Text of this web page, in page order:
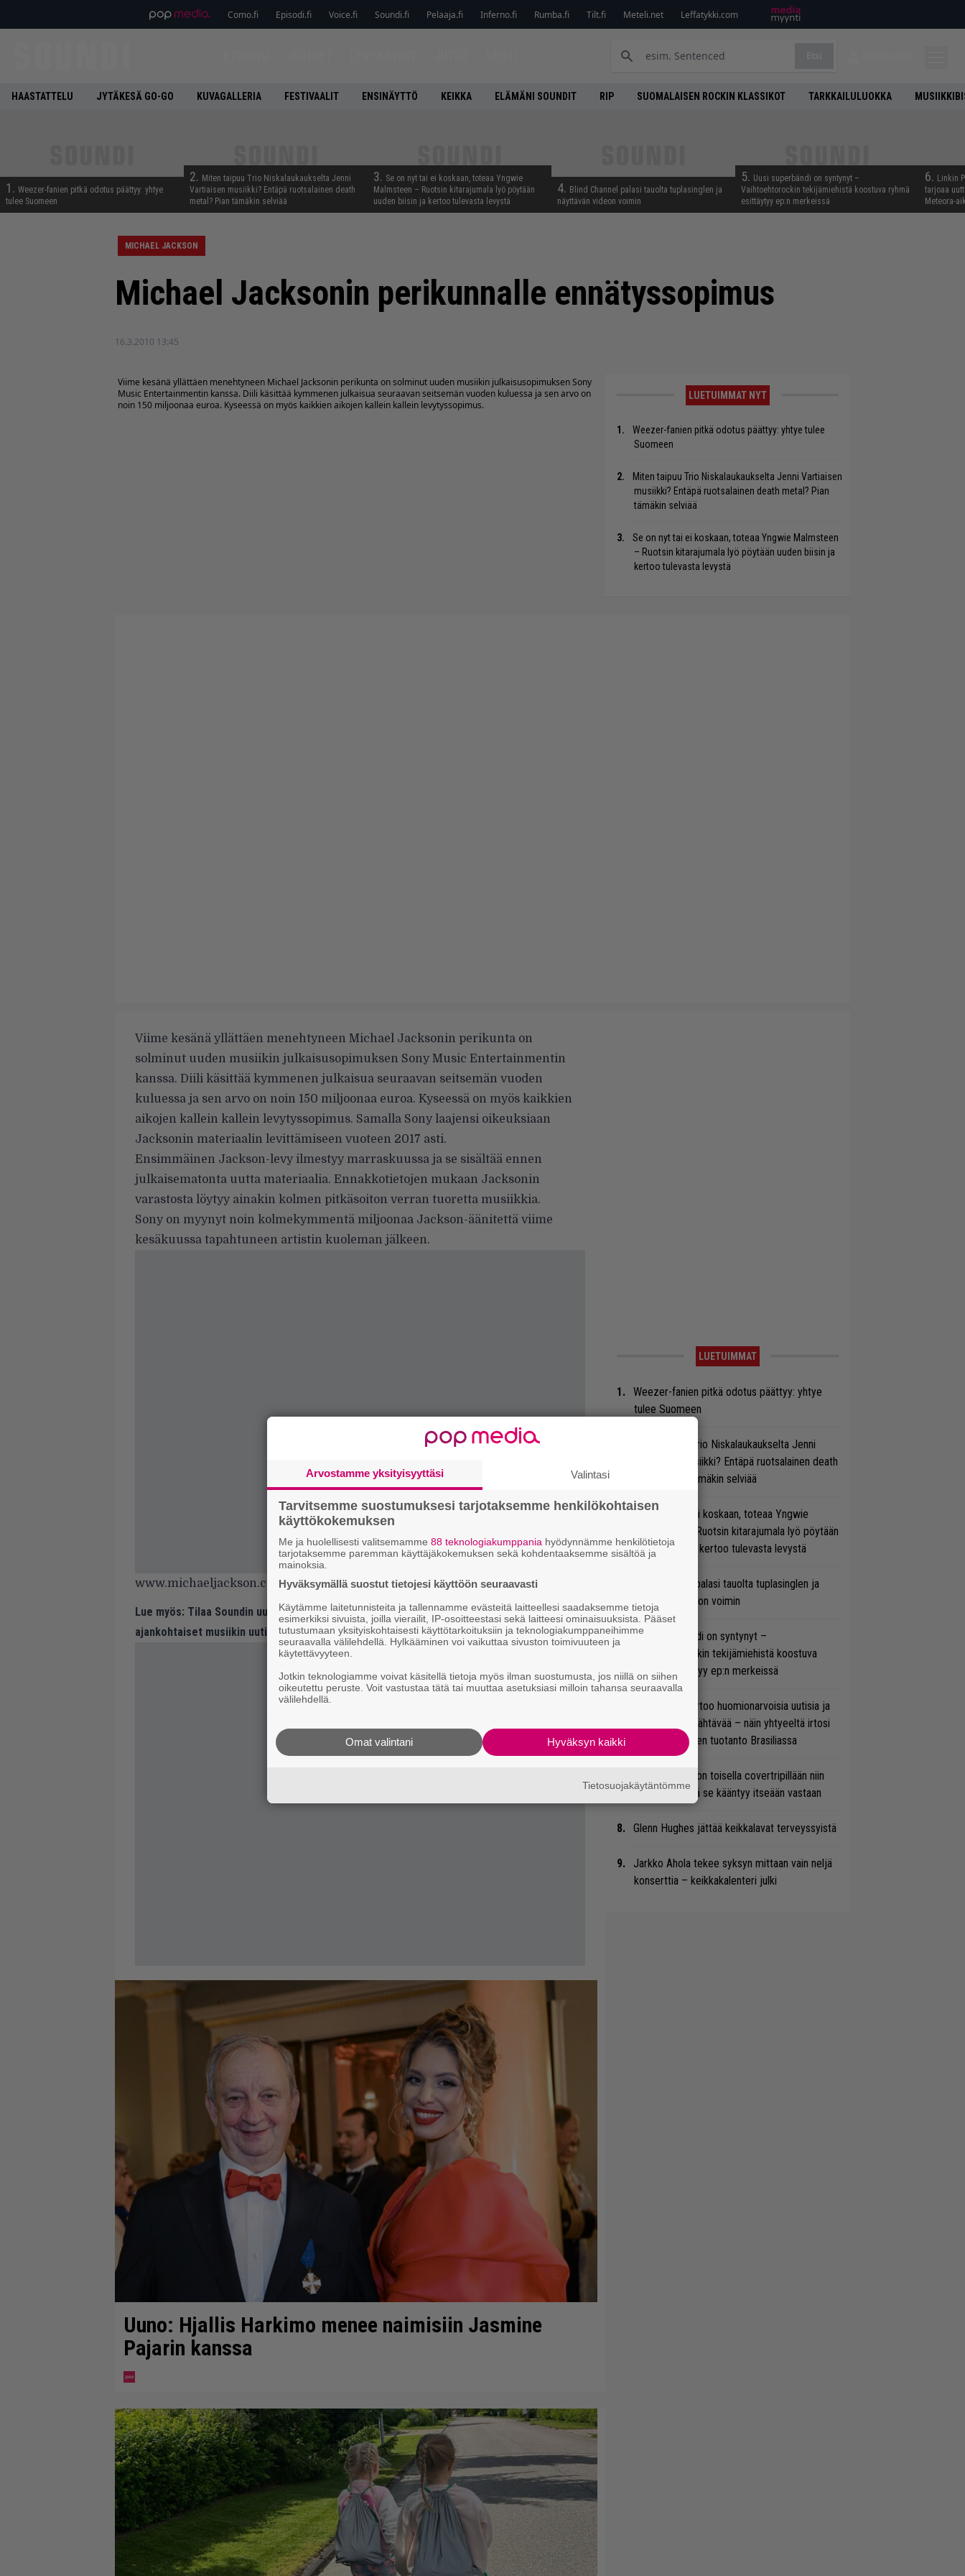
Como.fi Episodi.fi Voice.fi Soundi.fi Pelaaja.fi Inferno.fi Rumba.fi Tilt.fi Meteli.net Leffatykki.com
HAASTATTELU JYTÄKESÄ GO-GO KUVAGALLERIA FESTIVAALIT ENSINÄYTTÖ KEIKKA ELÄMÄNI SOUNDIT RIP SUOMALAISEN ROCKIN KLASSIKOT TARKKAILULUOKKA
1. Weezer-fanien pitkä odotus päättyy: yhtye
tulee Suomeen
2. Miten taipuu Trio Niskalaukaukselta Jenni
Vartiaisen musiikki? Entäpä ruotsalainen death
metal? Pian tämäkin selviää
3. Se on nyt tai ei koskaan, toteaa Yngwie
Malmsteen – Ruotsin kitarajumala lyö pöytään
uuden biisin ja kertoo tulevasta levystä
4. Blind Channel palasi tauolta tuplasinglen ja
näyttävän videon voimin
5. Uusi superbändi on syntynyt –
Vaihtoehtorockin tekijämiehistä koostuva ryhmä
esittäytyy ep:n merkeissä
6. Linkin
tarjoaa
Meteora-
MICHAEL JACKSON
Michael Jacksonin perikunnalle ennätyssopimus
16.3.2010 13:45
Viime kesänä yllättäen menehtyneen Michael Jacksonin perikunta on solminut uuden musiikin julkaisusopimuksen Sony
Music Entertainmentin kanssa. Diili käsittää kymmenen julkaisua seuraavan seitsemän vuoden kuluessa ja sen arvo on
noin 150 miljoonaa euroa. Kyseessä on myös kaikkien aikojen kallein kallein levytyssopimus.
LUETUIMMAT NYT
Weezer-fanien pitkä odotus päättyy: yhtye tulee
Suomeen
Miten taipuu Trio Niskalaukaukselta Jenni Vartiaisen
musiikki? Entäpä ruotsalainen death metal? Pian
tämäkin selviää
Se on nyt tai ei koskaan, toteaa Yngwie Malmsteen
– Ruotsin kitarajumala lyö pöytään uuden biisin ja
kertoo tulevasta levystä
Viime kesänä yllättäen menehtyneen Michael Jacksonin perikunta on
solminut uuden musiikin julkaisusopimuksen Sony Music Entertainmentin
kanssa. Diili käsittää kymmenen julkaisua seuraavan seitsemän vuoden
kuluessa ja sen arvo on noin 150 miljoonaa euroa. Kyseessä on myös kaikkien
aikojen kallein kallein levytyssopimus. Samalla Sony laajensi oikeuksiaan
Jacksonin materiaalin levittämiseen vuoteen 2017 asti.
Ensimmäinen Jackson-levy ilmestyy marraskuussa ja se sisältää ennen
julkaisematonta uutta materiaalia. Ennakkotietojen mukaan Jacksonin
varastosta löytyy ainakin kolmen pitkäsoiton verran tuoretta musiikkia.
Sony on myynyt noin kolmekymmentä miljoonaa Jackson-äänitettä viime
kesäkuussa tapahtuneen artistin kuoleman jälkeen.
www.michaeljackson.com
Lue myös: Tilaa Soundin uutiskirje ja tiedät mistä kahvitauolla puhutaan! Nappaa
ajankohtaiset musiikin uutiset ja puheenaiheet suoraan sähköpostiin tästä.
Uuno: Hjallis Harkimo menee naimisiin Jasmine
Pajarin kanssa
LUETUIMMAT
Weezer-fanien pitkä odotus päättyy: yhtye
tulee Suomeen
Miten taipuu Trio Niskalaukaukselta Jenni
Vartiaisen musiikki? Entäpä ruotsalainen death
metal? Pian tämäkin selviää
Se on nyt tai ei koskaan, toteaa Yngwie
Malmsteen – Ruotsin kitarajumala lyö pöytään
uuden biisin ja kertoo tulevasta levystä
Blind Channel palasi tauolta tuplasinglen ja
näyttävän videon voimin
Uusi superbändi on syntynyt –
Vaihtoehtorockin tekijämiehistä koostuva
ryhmä esittäytyy ep:n merkeissä
Linkin Park kertoo huomionarvoisia uutisia ja
tarjoaa uutta nähtävää – näin yhtyeeltä irtosi
Meteora-aikojen tuotanto Brasiliassa
Arvio: Saimaa on toisella covertripillään niin
suvereeni, että se kääntyy itseään vastaan
Glenn Hughes jättää keikkalavat terveyssyistä
Jarkko Ahola tekee syksyn mittaan vain neljä
konserttia – keikkakalenteri julki
Arvostamme yksityisyyttäsi Valintasi
Tarvitsemme suostumuksesi tarjotaksemme henkilökohtaisen
käyttökokemuksen
Me ja huolellisesti valitsemamme 88 teknologiakumppania hyödynnämme henkilötietoja
tarjotaksemme paremman käyttäjäkokemuksen sekä kohdentaaksemme sisältöä ja
mainoksia.
Hyväksymällä suostut tietojesi käyttöön seuraavasti
Käytämme laitetunnisteita ja tallennamme evästeitä laitteellesi saadaksemme tietoja
esimerkiksi sivuista, joilla vierailit, IP-osoitteestasi sekä laitteesi ominaisuuksista. Pääset
tutustumaan yksityiskohtaisesti käyttötarkoituksiin ja teknologiakumppaneihimme
seuraavalla välilehdellä. Hylkääminen voi vaikuttaa sivuston toimivuuteen ja
käytettävyyteen.
Jotkin teknologiamme voivat käsitellä tietoja myös ilman suostumusta, jos niillä on siihen
oikeutettu peruste. Voit vastustaa tätä tai muuttaa asetuksiasi milloin tahansa seuraavalla
välilehdellä.
Hyväksyn kaikki
Omat valintani
Tietosuojakäytäntömme